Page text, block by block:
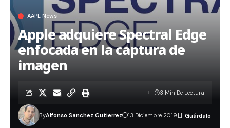
AAPL News
Apple adquiere Spectral Edge
enfocada en la captura de
imagen
ByAlfonso Sanchez Gutierrez 13 Diciembre 2019
3 Min De Lectura